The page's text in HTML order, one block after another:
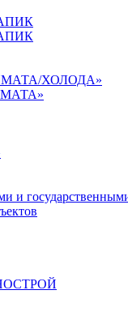
АПИК
АПИК
ХОЛОДА»
и
НОСТРОЙ